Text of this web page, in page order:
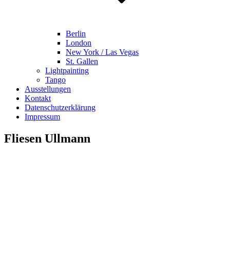
Berlin
London
New York / Las Vegas
St. Gallen
Lightpainting
Tango
Ausstellungen
Kontakt
Datenschutzerklärung
Impressum
Fliesen Ullmann